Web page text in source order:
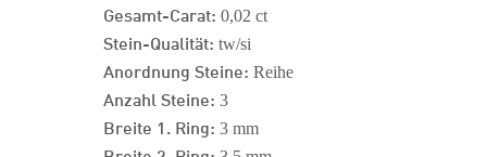
Gesamt-Carat: 0,02 ct
Stein-Qualität: tw/si
Anordnung Steine: Reihe
Anzahl Steine: 3
Breite 1. Ring: 3 mm